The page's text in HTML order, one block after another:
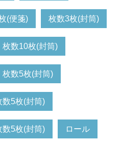
(便箋) 枚数3枚(封筒)
枚数10枚(封筒)
枚数5枚(封筒)
数5枚(封筒)
数5枚(封筒) ロール